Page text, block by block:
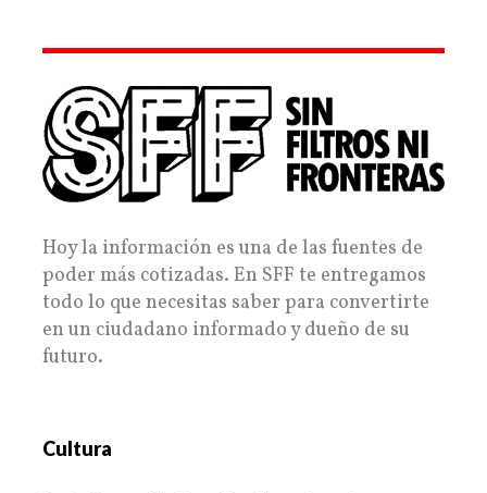
Hoy la información es una de las fuentes de
poder más cotizadas. En SFF te entregamos
todo lo que necesitas saber para convertirte
en un ciudadano informado y dueño de su
futuro.
Cultura